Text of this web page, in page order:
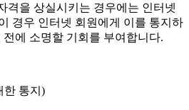
격을 상실시키는 경우에는 인터넷
경우 인터넷 회원에게 이를 통지하
에 소명할 기회를 부여합니다.
한 통지)